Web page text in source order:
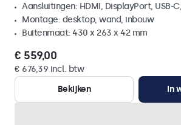
Aansluitingen: HDMI, DisplayPort, USB-
Montage: desktop, wand, inbouw
Buitenmaat: 430 x 263 x 42 mm
€ 559,00
€ 676,39 incl. btw
Bekijken
In